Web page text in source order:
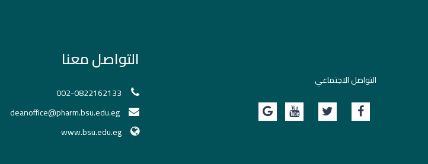
التواصل الاجتماعي
التواصل معنا
002-0822162133
www.bsu.edu.eg